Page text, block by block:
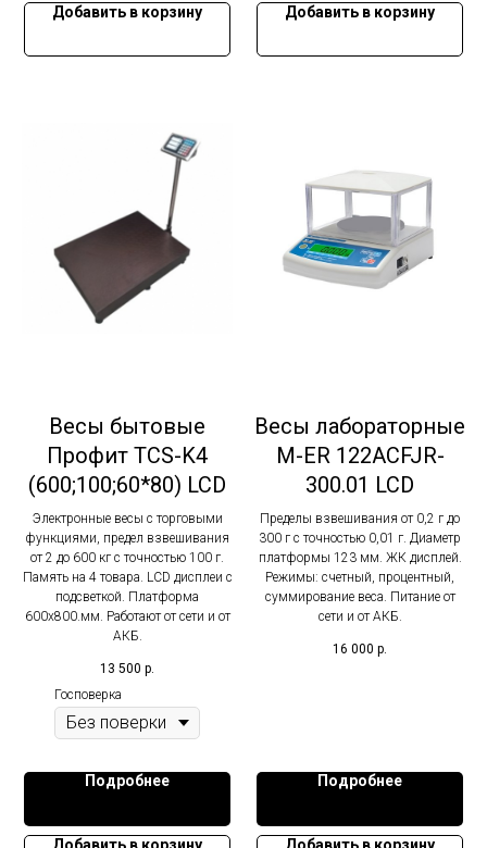
Добавить в корзину Добавить в корзину
Весы бытовые
Профит TCS-K4
(600;100;60*80) LCD
Электронные весы с торговыми
функциями, предел взвешивания
от 2 до 600 кг с точностью 100 г.
Память на 4 товара. LCD дисплеи с
подсветкой. Платформа
600х800.мм. Работают от сети и от
АКБ.
13 500 р.
Госповерка
Подробнее
Добавить в корзину
Весы лабораторные
M-ER 122ACFJR-
300.01 LCD
Пределы взвешивания от 0,2 г до
300 г с точностью 0,01 г. Диаметр
платформы 123 мм. ЖК дисплей.
Режимы: счетный, процентный,
суммирование веса. Питание от
сети и от АКБ.
16 000 р.
Подробнее
Добавить в корзину